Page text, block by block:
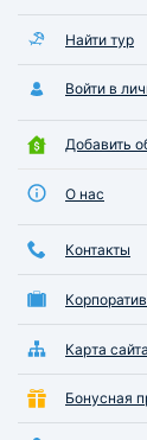
Найти тур
Войти в
Добавить
О нас
Контакты
Карта сайта
Бонусная